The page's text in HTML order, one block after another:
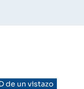
de un vistazo